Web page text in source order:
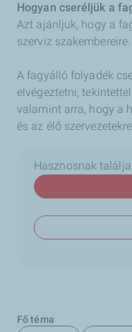
Hogyan cseréljük a
Azt ajánljuk, hogy a
szerviz szakembereire.
A fagyálló folyadék
elvégeztetni,
valamint arra, hogy a
és az élő
Hasznosnak
Fő téma